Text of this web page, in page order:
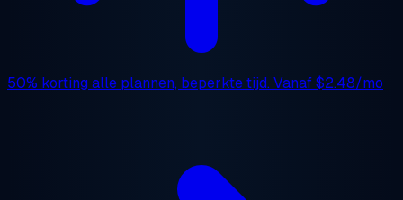
50% korting alle plannen, beperkte tijd. Vanaf$2.48/mo